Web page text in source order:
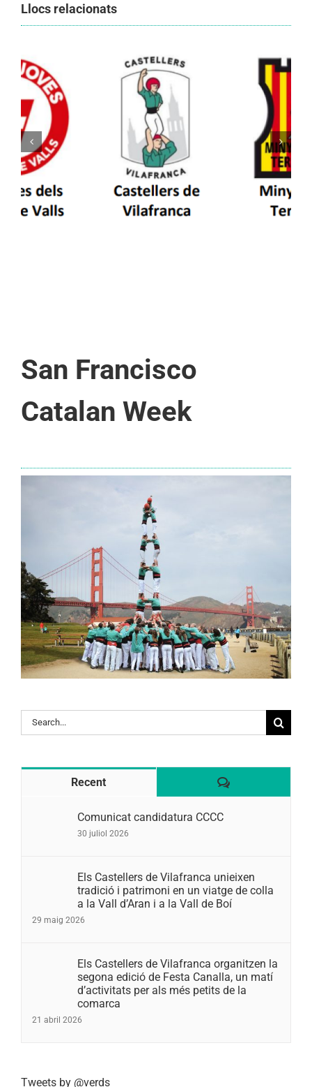
Llocs relacionats
Els Castellers de Vilafranca unieixen tradició i
patrimoni en un viatge de colla a la Vall
d’Aran i a la Vall de Boí
San Francisco
Catalan Week
Search
for:
Recent Comentaris
Comunicat candidatura CCCC
30 juliol 2026
Els Castellers de Vilafranca unieixen
tradició i patrimoni en un viatge de colla
a la Vall d’Aran i a la Vall de Boí
29 maig 2026
Els Castellers de Vilafranca organitzen la
segona edició de Festa Canalla, un matí
d’activitats per als més petits de la
comarca
21 abril 2026
Tweets by @verds